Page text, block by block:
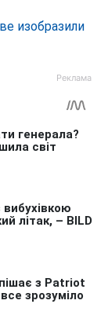
изобразили